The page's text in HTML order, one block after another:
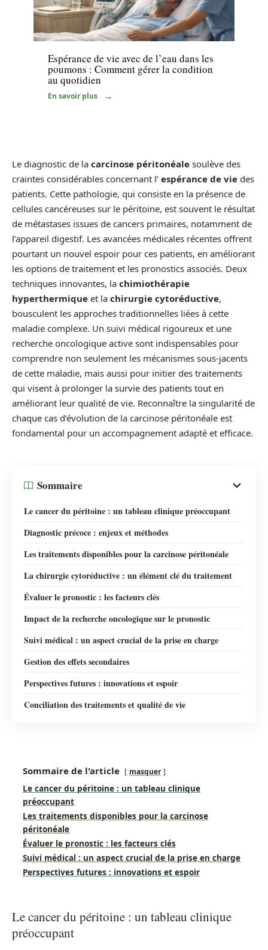
Espérance de vie avec de l’eau dans les
poumons : Comment gérer la condition
au quotidien
En savoir plus
Le diagnostic de la carcinose péritonéale soulève des
craintes considérables concernant l’ espérance de vie des
patients. Cette pathologie, qui consiste en la présence de
cellules cancéreuses sur le péritoine, est souvent le résultat
de métastases issues de cancers primaires, notamment de
l’appareil digestif. Les avancées médicales récentes offrent
pourtant un nouvel espoir pour ces patients, en améliorant
les options de traitement et les pronostics associés. Deux
techniques innovantes, la chimiothérapie
hyperthermique et la chirurgie cytoréductive,
bousculent les approches traditionnelles liées à cette
maladie complexe. Un suivi médical rigoureux et une
recherche oncologique active sont indispensables pour
comprendre non seulement les mécanismes sous-jacents
de cette maladie, mais aussi pour initier des traitements
qui visent à prolonger la survie des patients tout en
améliorant leur qualité de vie. Reconnaître la singularité de
chaque cas d’évolution de la carcinose péritonéale est
fondamental pour un accompagnement adapté et efficace.
Sommaire
Le cancer du péritoine : un tableau clinique préoccupant
Diagnostic précoce : enjeux et méthodes
Les traitements disponibles pour la carcinose péritonéale
La chirurgie cytoréductive : un élément clé du traitement
Évaluer le pronostic : les facteurs clés
Impact de la recherche oncologique sur le pronostic
Suivi médical : un aspect crucial de la prise en charge
Gestion des effets secondaires
Perspectives futures : innovations et espoir
Conciliation des traitements et qualité de vie
Sommaire de l'article masquer
Le cancer du péritoine : un tableau clinique
préoccupant
Les traitements disponibles pour la carcinose
péritonéale
Évaluer le pronostic : les facteurs clés
Suivi médical : un aspect crucial de la prise en charge
Perspectives futures : innovations et espoir
Le cancer du péritoine : un tableau clinique
préoccupant